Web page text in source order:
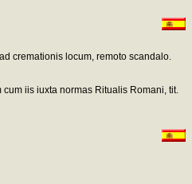
cremationis locum, remoto scandalo.
iis iuxta normas Ritualis Romani, tit.